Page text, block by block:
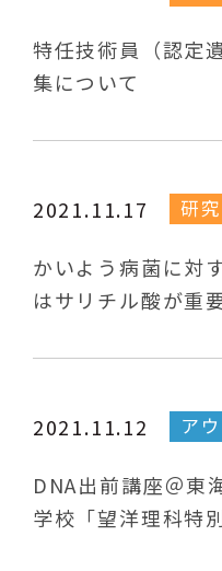
特任技術員（認定
集について
2021.11.17 研
かいよう病菌に対
はサリチル酸が重
2021.11.12 ア
DNA出前講座＠東
学校「望洋理科特